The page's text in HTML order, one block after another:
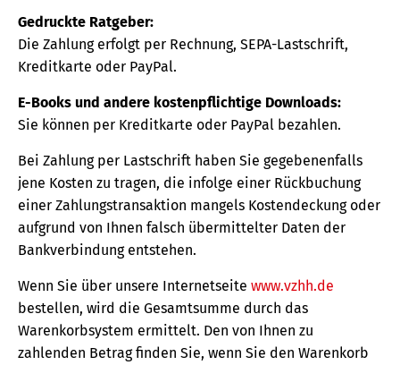
Gedruckte Ratgeber:
Die Zahlung erfolgt per Rechnung, SEPA-Lastschrift,
Kreditkarte oder PayPal.
E-Books und andere kostenpflichtige Downloads:
Sie können per Kreditkarte oder PayPal bezahlen.
Bei Zahlung per Lastschrift haben Sie gegebenenfalls
jene Kosten zu tragen, die infolge einer Rückbuchung
einer Zahlungstransaktion mangels Kostendeckung oder
aufgrund von Ihnen falsch übermittelter Daten der
Bankverbindung entstehen.
Wenn Sie über unsere Internetseite www.vzhh.de
bestellen, wird die Gesamtsumme durch das
Warenkorbsystem ermittelt. Den von Ihnen zu
zahlenden Betrag finden Sie, wenn Sie den Warenkorb